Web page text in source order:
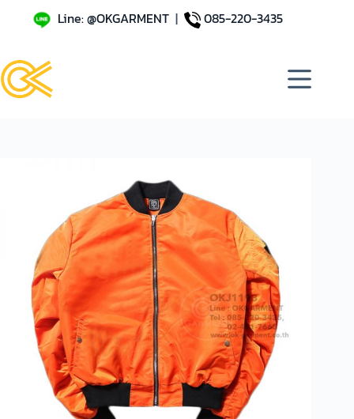
Line: @OKGARMENT| 085-220-3435